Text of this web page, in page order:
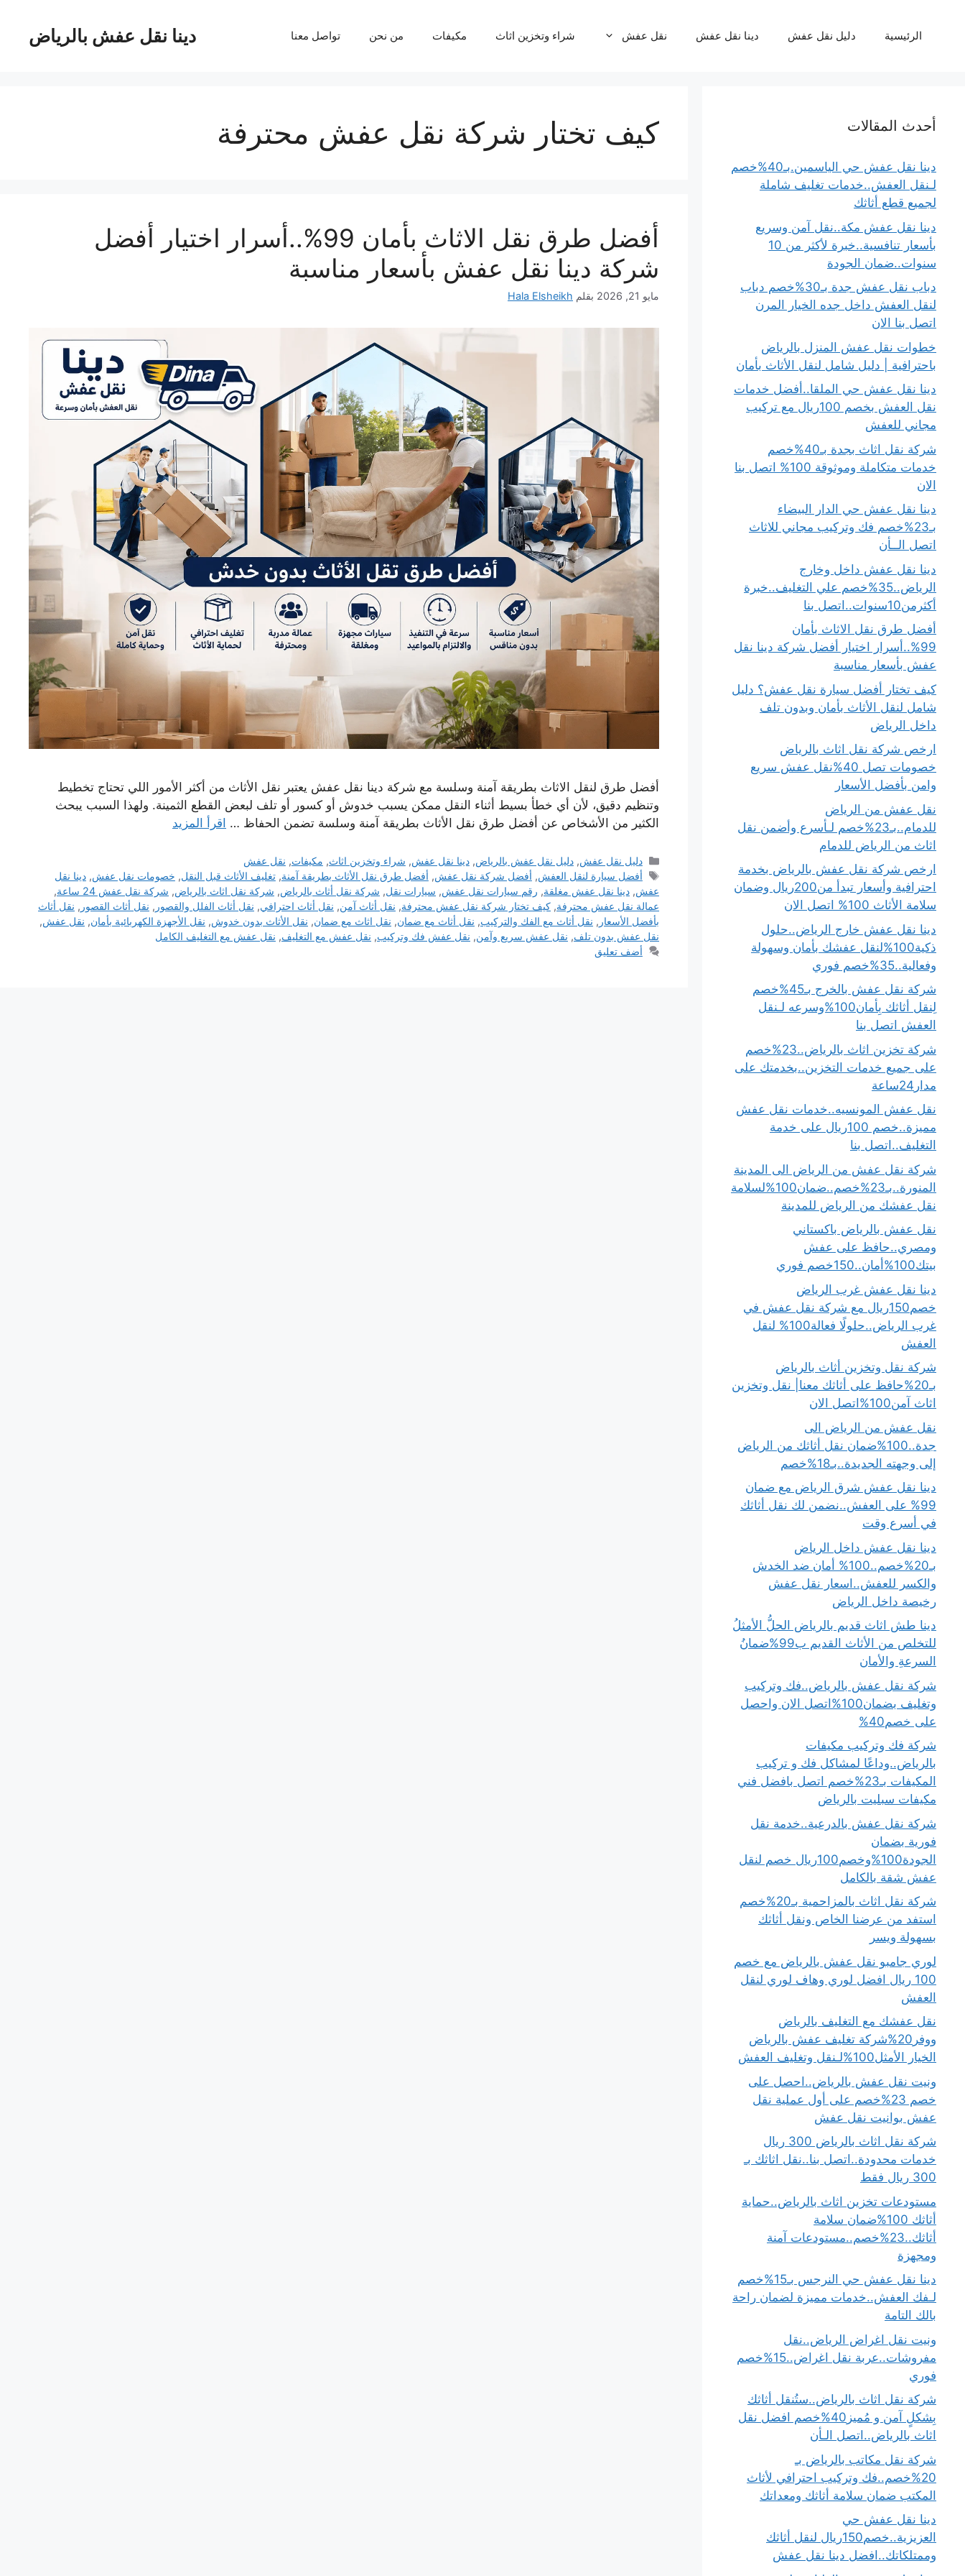
دينا نقل عفش بالرياض الرئيسية دليل نقل عفش دينا نقل عفش نقل عفش شراء وتخزين اثاث مكيفات من نحن تواصل معنا
كيف تختار شركة نقل عفش محترفة
أفضل طرق نقل الاثاث بأمان 99%..أسرار اختيار أفضل
شركة دينا نقل عفش بأسعار مناسبة
مايو 21, 2026 بقلم Hala Elsheikh
أفضل طرق لنقل الاثاث بطريقة آمنة وسلسة مع شركة دينا نقل عفش يعتبر نقل الأثاث من أكثر الأمور اللي تحتاج تخطيط
وتنظيم دقيق، لأن أي خطأ بسيط أثناء النقل ممكن يسبب خدوش أو كسور أو تلف لبعض القطع الثمينة. ولهذا السبب يبحث
الكثير من الأشخاص عن أفضل طرق نقل الأثاث بطريقة آمنة وسلسة تضمن الحفاظ … اقرأ المزيد
التصنيفات
دليل نقل عفش,دليل نقل عفش بالرياض,دينا نقل عفش, شراء وتخزين اثاث, مكيفات, نقل عفش
الوسوم
أفضل سيارة لنقل العفش, أفضل شركة نقل عفش, أفضل طرق نقل الأثاث بطريقة آمنة,تغليف الأثاث قبل النقل, خصومات نقل عفش,دينا نقل
عفش, دينا نقل عفش مغلقة, رقم سيارات نقل عفش, سيارات نقل, شركة نقل أثاث بالرياض, شركة نقل اثاث بالرياض, شركة نقل عفش 24 ساعة
,
عمالة نقل عفش محترفة, كيف تختار شركة نقل عفش محترفة, نقل أثاث آمن, نقل أثاث احترافي, نقل أثاث الفلل والقصور , نقل أثاث القصور , نقل أثاث
بأفضل الأسعار , نقل أثاث مع الفك والتركيب, نقل أثاث مع ضمان, نقل اثاث مع ضمان, نقل الأثاث بدون خدوش, نقل الأجهزة الكهربائية بأمان, نقل عفش,
نقل عفش بدون تلف, نقل عفش سريع وآمن, نقل عفش فك وتركيب, نقل عفش مع التغليف, نقل عفش مع التغليف الكامل
أضف تعليق
أحدث المقالات
دينا نقل عفش حي الياسمين.بـ40%خصم
لـنقل العفش..خدمات تغليف شاملة
لجميع قطع أثاثك
دينا نقل عفش مكة..نقل آمن وسريع
بأسعار تنافسية..خبرة لأكثر من 10
سنوات..ضمان الجودة
دباب نقل عفش جدة بـ30%خصم دباب
لنقل العفش داخل جده الخيار المرن
اتصل بنا الان
خطوات نقل عفش المنزل بالرياض
باحترافية | دليل شامل لنقل الأثاث بأمان
دينا نقل عفش حي الملقا..أفضل خدمات
نقل العفش بخصم 100ريال مع تركيب
مجاني للعفش
شركة نقل اثاث بجدة بـ40%خصم
خدمات متكاملة وموثوقة 100% اتصل بنا
الان
دينا نقل عفش حي الدار البيضاء
بـ23%خصم فك وتركيب مجاني للاثاث
اتصل الــأن
دينا نقل عفش داخل وخارج
الرياض..35%خصم علي التغليف..خبرة
أكثرمن10سنوات..اتصل بنا
أفضل طرق نقل الاثاث بأمان
99%..أسرار اختيار أفضل شركة دينا نقل
عفش بأسعار مناسبة
كيف تختار أفضل سيارة نقل عفش؟ دليل
شامل لنقل الأثاث بأمان وبدون تلف
داخل الرياض
ارخص شركة نقل اثاث بالرياض
خصومات تصل 40%نقل عفش سريع
وامن بأفضل الأسعار
نقل عفش من الرياض
للدمام..بـ23%خصم لـأسرع وأضمن نقل
اثاث من الرياض للدمام
ارخص شركة نقل عفش بالرياض بخدمة
احترافية وأسعار تبدأ من200ريال وضمان
سلامة الأثاث 100% اتصل الان
دينا نقل عفش خارج الرياض..حلول
ذكية100%لنقل عفشك بأمان وسهولة
وفعالية..35%خصم فوري
شركة نقل عفش بالخرج بـ45%خصم
لِنقل أثاثك بِأمان100%وسرعه لـنقل
العفش اتصل بنا
شركة تخزين اثاث بالرياض..23%خصم
على جميع خدمات التخزين..بخدمتك على
مدار24ساعة
نقل عفش المونسيه..خدمات نقل عفش
مميزة..خصم 100ريال على خدمة
التغليف..اتصل بنا
شركة نقل عفش من الرياض الى المدينة
المنورة..بـ23%خصم..ضمان100%لسلامة
نقل عفشك من الرياض للمدينة
نقل عفش بالرياض باكستاني
ومصري..حافظ على عفش
بيتك100%أمان..150خصم فوري
دينا نقل عفش غرب الرياض
خصم150ريال مع شركة نقل عفش في
غرب الرياض..حلولًا فعالة100% لنقل
العفش
شركة نقل وتخزين أثاث بالرياض
بـ20%حافظ على أثاثك معنا| نقل وتخزين
اثاث آمن100%اتصل الان
نقل عفش من الرياض الى
جدة..100%ضمان نقل أثاثك من الرياض
إلى وجهته الجديدة..بـ18%خصم
دينا نقل عفش شرق الرياض مع ضمان
99% على العفش..نضمن لك نقل أثاثك
في أسرع وقت
دينا نقل عفش داخل الرياض
بـ20%خصم..100% أمان ضد الخدش
والكسر للعفش..اسعار نقل عفش
رخيصة داخل الرياض
دينا طش اثاث قديم بالرياض الحلُّ الأمثلُ
للتخلص من الأثاث القديم ب99%ضمانُ
السرعةِ والأمان
شركة نقل عفش بالرياض..فك وتركيب
وتغليف بضمان100%اتصل الان واحصل
على خصم40%
شركة فك وتركيب مكيفات
بالرياض..وداعًا لمشاكل فك و تركيب
المكيفات بـ23%خصم اتصل بافضل فني
مكيفات سبليت بالرياض
شركة نقل عفش بالدرعية..خدمة نقل
فورية بضمان
الجودة100%وخصم100ريال خصم لنقل
عفش شقة بالكامل
شركة نقل اثاث بالمزاحمية بـ20%خصم
استفد من عرضنا الخاص ونقل أثاثك
بسهولة ويسر
لوري جامبو نقل عفش بالرياض مع خصم
100 ريال افضل لوري وهاف لوري لنقل
العفش
نقل عفشك مع التغليف بالرياض
ووفر20%شركة تغليف عفش بالرياض
الخيار الأمثل100%لـنقل وتغليف العفش
ونيت نقل عفش بالرياض..احصل على
خصم 23%خصم على أول عملية نقل
عفش بوانيت نقل عفش
شركة نقل اثاث بالرياض 300 ريال
خدمات محدودة..اتصل بنا..نقل اثاثك بـ
300 ريال فقط
مستودعات تخزين اثاث بالرياض..حماية
أثاثك 100%ضمان سلامة
أثاثك..23%خصم..مستودعات آمنة
ومجهزة
دينا نقل عفش حي النرجس بـ15%خصم
لـفك العفش..خدمات مميزة لضمان راحة
بالك التامة
ونيت نقل اغراض الرياض..نقل
مفروشات..عربة نقل اغراض..15%خصم
فوري
شركة نقل اثاث بالرياض..ستُنقل أثاثك
بِشكلٍ آمن و مُميز40%خصم افضل نقل
اثاث بالرياض..اتصل الـأن
شركة نقل مكاتب بالرياض بـ
20%خصم..فك وتركيب احترافي لأثاث
المكتب ضمان سلامة أثاثك ومعداتك
دينا نقل عفش حي
العزيزية..خصم150ريال لنقل أثاثك
وممتلكاتك..افضل دينا نقل عفش